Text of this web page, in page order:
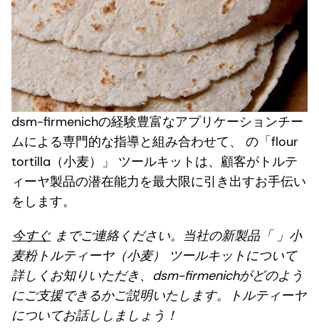
dsm-firmenichの経験豊富なアプリケーションチー
ムによる専門的な指導と組み合わせて、 の「flour
tortilla（小麦）」 ツールキットは、顧客がトルテ
ィーヤ製品の潜在能力を最大限に引き出すお手伝い
をします。
今すぐ までご連絡ください。当社の新製品「 」小
麦粉トルティーヤ（小麦） ツールキットについて
詳しくお知りいただき、dsm-firmenichがどのよう
にご支援できるかご説明いたします。トルティーヤ
についてお話ししましょう！